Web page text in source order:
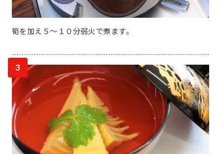
筍を加え５～１０分弱火で煮ます。
3